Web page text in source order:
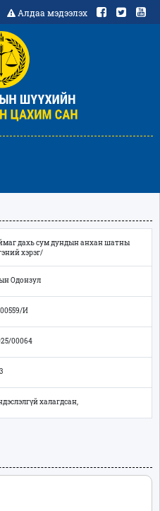
Алдаа мэдээлэх
дахь сум дундын анхан шатны
хэрэг/
Одонзул
И
00064
халагдсан,